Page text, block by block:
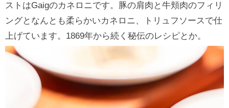
ストはGaigのカネロニです。豚の肩肉と牛頬肉のフィリ
ングとなんとも柔らかいカネロニ、トリュフソースで仕
上げています。1869年から続く秘伝のレシピとか。